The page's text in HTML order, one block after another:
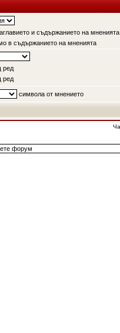
и съдържанието на мненията
в съдържанието на мненията
ред
ред
символа от мнението